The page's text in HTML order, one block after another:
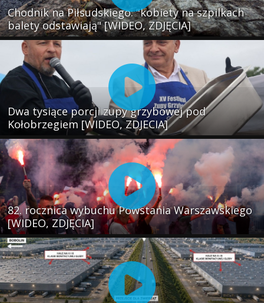
Chodnik na Piłsudskiego: "kobiety na szpilkach
balety odstawiają" [WIDEO, ZDJĘCIA]
Dwa tysiące porcji zupy grzybowej pod
Kołobrzegiem [WIDEO, ZDJECIA]
82. rocznica wybuchu Powstania Warszawskiego
[WIDEO, ZDJĘCIA]